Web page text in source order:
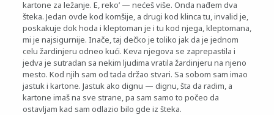
kartone za ležanje. E, reko’ — nećeš više. Onda nađem dva
šteka. Jedan ovde kod komšije, a drugi kod klinca tu, invalid je,
poskakuje dok hoda i kleptoman je i tu kod njega, kleptomana,
mi je najsigurnije. Inače, taj dečko je toliko jak da je jednom
celu žardinjeru odneo kući. Keva njegova se zaprepastila i
jedva je sutradan sa nekim ljudima vratila žardinjeru na njeno
mesto. Kod njih sam od tada držao stvari. Sa sobom sam imao
jastuk i kartone. Jastuk ako dignu — dignu, šta da radim, a
kartone imaš na sve strane, pa sam samo to počeo da
ostavljam kad sam odlazio bilo gde iz šteka.